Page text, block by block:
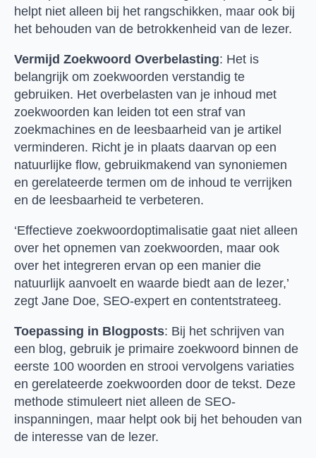
helpt niet alleen bij het rangschikken, maar ook bij
het behouden van de betrokkenheid van de lezer.
Vermijd Zoekwoord Overbelasting: Het is
belangrijk om zoekwoorden verstandig te
gebruiken. Het overbelasten van je inhoud met
zoekwoorden kan leiden tot een straf van
zoekmachines en de leesbaarheid van je artikel
verminderen. Richt je in plaats daarvan op een
natuurlijke flow, gebruikmakend van synoniemen
en gerelateerde termen om de inhoud te verrijken
en de leesbaarheid te verbeteren.
‘Effectieve zoekwoordoptimalisatie gaat niet alleen
over het opnemen van zoekwoorden, maar ook
over het integreren ervan op een manier die
natuurlijk aanvoelt en waarde biedt aan de lezer,’
zegt Jane Doe, SEO-expert en contentstrateeg.
Toepassing in Blogposts: Bij het schrijven van
een blog, gebruik je primaire zoekwoord binnen de
eerste 100 woorden en strooi vervolgens variaties
en gerelateerde zoekwoorden door de tekst. Deze
methode stimuleert niet alleen de SEO-
inspanningen, maar helpt ook bij het behouden van
de interesse van de lezer.